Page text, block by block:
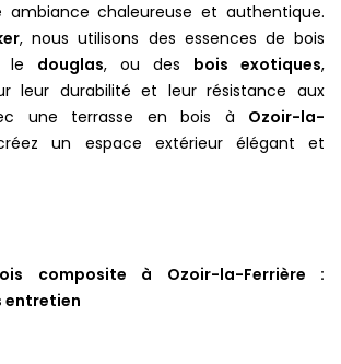
ambiance chaleureuse et authentique.
, nous utilisons des essences de bois
le douglas, ou des bois exotiques,
leur durabilité et leur résistance aux
une terrasse en bois à Ozoir-la-
un espace extérieur élégant et
composite à Ozoir-la-Ferrière :
entretien